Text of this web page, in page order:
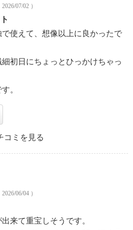
07/02 ）
使えて、想像以上に良かったで
初日にちょっとひっかけちゃっ
。
コミを見る
06/04 ）
来て重宝しそうです。